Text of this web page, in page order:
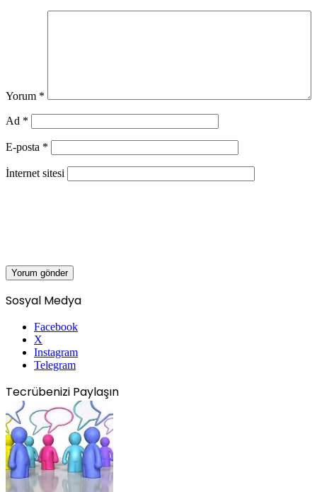
Yorum *
Ad *
E-posta *
İnternet sitesi
Sosyal Medya
Facebook
X
Instagram
Telegram
Tecrübenizi Paylaşın